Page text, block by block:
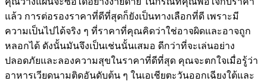
แล้ว การต่อรองราคาที่ดีที่สุดก็ยังเป็นทางเลือกที่ดี เพราะมี
ความเป็นไปได้จริง ๆ ที่ราคาที่คุณคิดว่าใช่อาจผิดและอาจถูก
หลอกได้ ดังนั้นมันจึงเป็นเช่นนั้นเสมอ ดีกว่าที่จะเล่นอย่าง
ปลอดภัยและลองความสุขในราคาที่ดีที่สุด คุณจะตกใจเมื่อรู้ว่า
อาหารเวียดนามติดอันดับต้น ๆ ในเอเชียตะวันออกเฉียงใต้และ